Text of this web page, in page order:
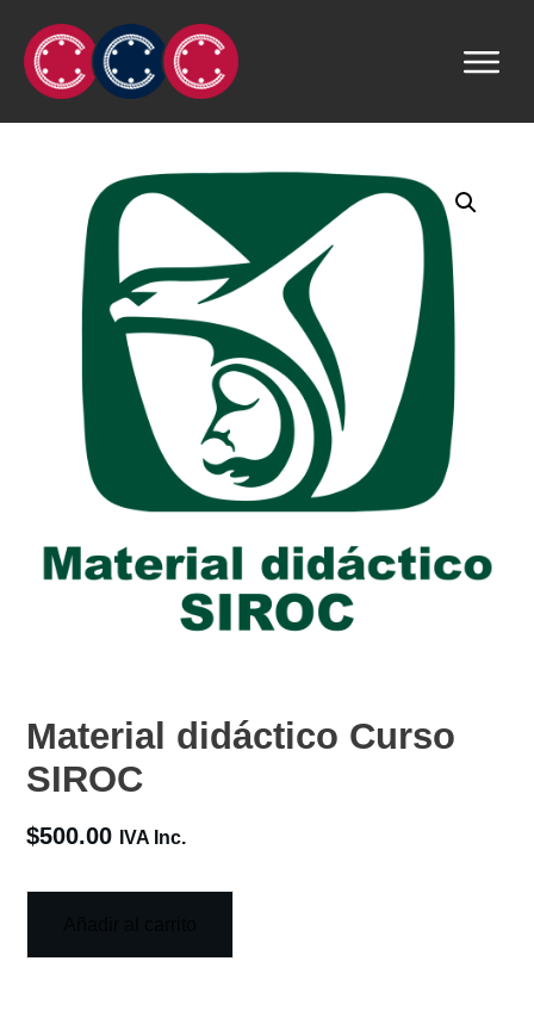
Material didáctico Curso
SIROC
$500.00 IVA Inc.